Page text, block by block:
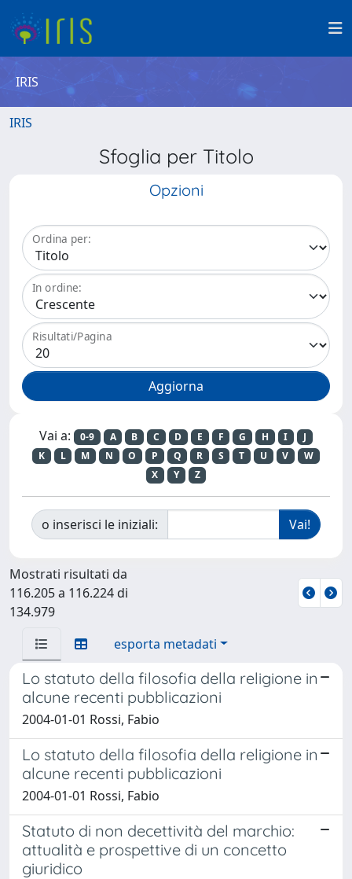
IRIS
IRIS
Sfoglia per Titolo
Opzioni
Ordina per:
In ordine:
Risultati/Pagina
Vai a: 0-9 A B C D E F G H I
J
K
L M N O P Q R S T U V
W
X
Y Z
o inserisci le iniziali:
Mostrati risultati da
116.205 a 116.224 di
134.979
esporta metadati
Lo statuto della filosofia della religione in
alcune recenti pubblicazioni
2004-01-01 Rossi, Fabio
Lo statuto della filosofia della religione in
alcune recenti pubblicazioni
2004-01-01 Rossi, Fabio
Statuto di non decettività del marchio:
attualità e prospettive di un concetto
giuridico